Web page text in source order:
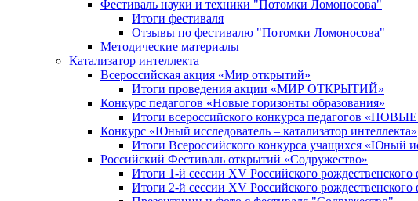
Фестиваль науки и техники "Потомки Ломоносова"
Итоги фестиваля
Отзывы по фестивалю "Потомки Ломоносова"
Методические материалы
Катализатор интеллекта
Всероссийская акция «Мир открытий»
Итоги проведения акции «МИР ОТКРЫТИЙ»
Конкурс педагогов «Новые горизонты образования»
Итоги всероссийского конкурса педагогов
Конкурс «Юный исследователь – катализатор интеллекта»
Итоги Всероссийского конкурса учащихся «Юный
Российский Фестиваль открытий «Содружество»
Итоги 1-й сессии XV Российского
Итоги 2-й сессии XV Российского